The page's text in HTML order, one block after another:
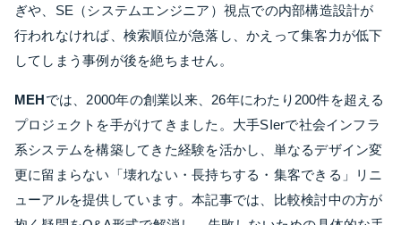
ぎや、SE（システムエンジニア）視点での内部構造設計が
行われなければ、検索順位が急落し、かえって集客力が低下
してしまう事例が後を絶ちません。
MEHでは、2000年の創業以来、26年にわたり200件を超える
プロジェクトを手がけてきました。大手SIerで社会インフラ
系システムを構築してきた経験を活かし、単なるデザイン変
更に留まらない「壊れない・長持ちする・集客できる」リニ
ューアルを提供しています。本記事では、比較検討中の方が